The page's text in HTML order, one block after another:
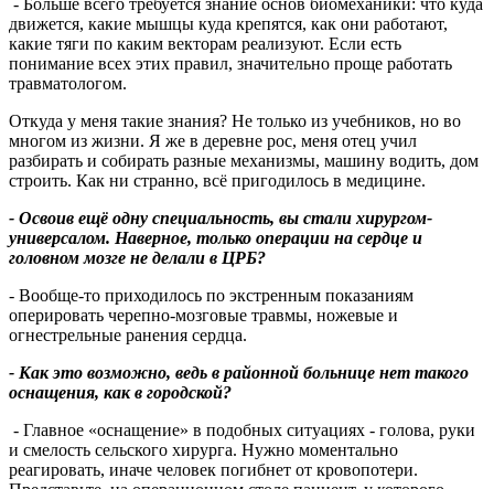
движется, какие мышцы куда крепятся, как они работают,
какие тяги по каким векторам реализуют. Если есть
понимание всех этих правил, значительно проще работать
травматологом.
Откуда у меня такие знания? Не только из учебников, но во
многом из жизни. Я же в деревне рос, меня отец учил
разбирать и собирать разные механизмы, машину водить, дом
строить. Как ни странно, всё пригодилось в медицине.
- Освоив ещё одну специальность, вы стали хирургом-
универсалом. Наверное, только операции на сердце и
головном мозге не делали в ЦРБ?
- Вообще-то приходилось по экстренным показаниям
оперировать черепно-мозговые травмы, ножевые и
огнестрельные ранения сердца.
- Как это возможно, ведь в районной больнице нет такого
оснащения, как в городской?
- Главное «оснащение» в подобных ситуациях - голова, руки
и смелость сельского хирурга. Нужно моментально
реагировать, иначе человек погибнет от кровопотери.